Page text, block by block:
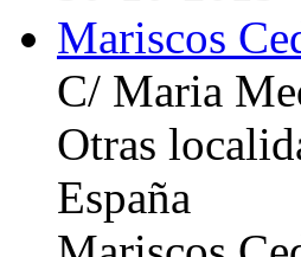
Mariscos
C/ Maria
Otras
España